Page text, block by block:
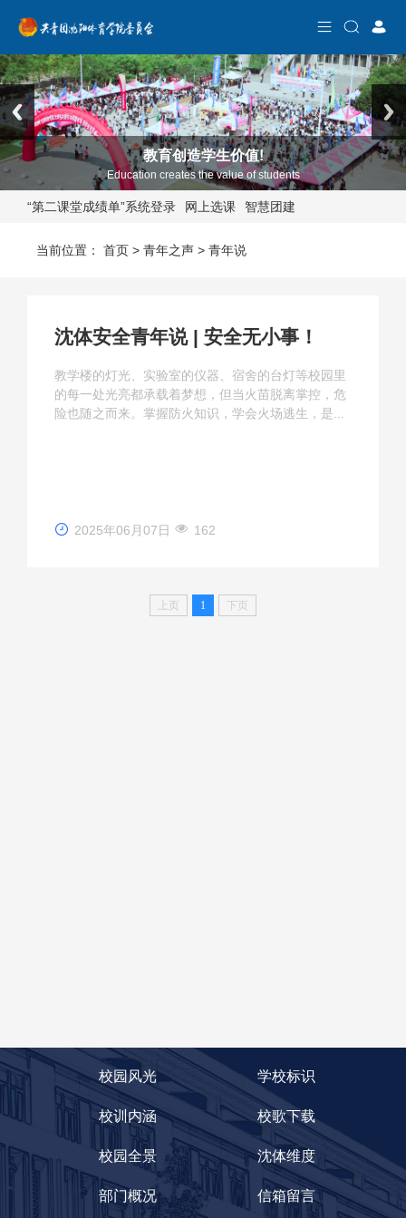
教育创造学生价值!
Education creates the value of students
部门介绍 组织架构
主题团会 基层团训
文化艺术科技节 社团节 校园活动
学生会 青年媒体中心 大学生社团管理部
沈体夜读 青年说
寒暑期社会实践 青年志愿者活动
“第二课堂成绩单”系统登录 网上选课 智慧团建
当前位置： 首页 > 青年之声 > 青年说
沈体安全青年说 | 安全无小事！
教学楼的灯光、实验室的仪器、宿舍的台灯等校园里
的每一处光亮都承载着梦想，但当火苗脱离掌控，危
险也随之而来。掌握防火知识，学会火场逃生，是...
2025年06月07日 162
上页 1 下页
校园风光 学校标识
校训内涵 校歌下载
校园全景 沈体维度
部门概况 信箱留言